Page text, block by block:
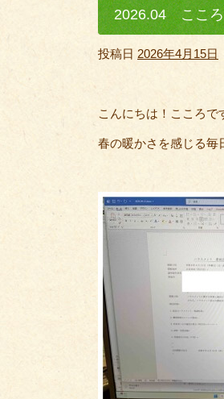
2026.04 ここ
投稿日 2026年4月15日
こんにちは！こころで
春の暖かさを感じる毎